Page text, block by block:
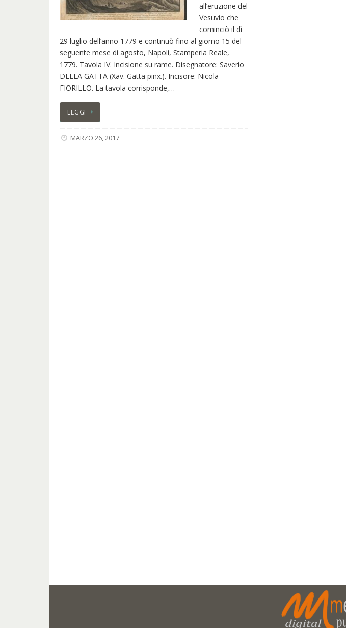
all’eruzione del
Vesuvio che
cominciò il dì
29 luglio dell’anno 1779 e continuò fino al giorno 15 del
seguente mese di agosto, Napoli, Stamperia Reale,
1779. Tavola IV. Incisione su rame. Disegnatore: Saverio
DELLA GATTA (Xav. Gatta pinx.). Incisore: Nicola
FIORILLO. La tavola corrisponde,…
LEGGI
MARZO 26, 2017